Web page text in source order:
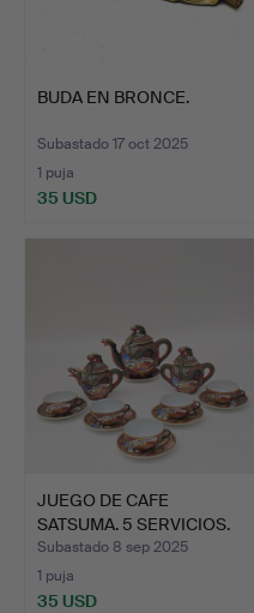
BUDA EN BRONCE.
Subastado 17 oct 2025
1 puja
35 USD
JUEGO DE CAFE
SATSUMA. 5 SERVICIOS.
Subastado 8 sep 2025
1 puja
35 USD